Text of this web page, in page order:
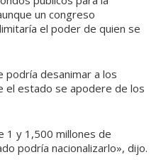
un congreso
el poder de quien se
podría desanimar a los
estado se apodere de los
1 y 1,500 millones de
podría nacionalizarlo», dijo.